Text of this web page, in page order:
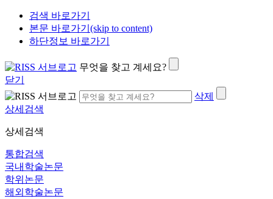
검색 바로가기
본문 바로가기(skip to content)
하단정보 바로가기
무엇을 찾고 계세요?
닫기
삭제
상세검색
상세검색
통합검색
국내학술논문
학위논문
해외학술논문